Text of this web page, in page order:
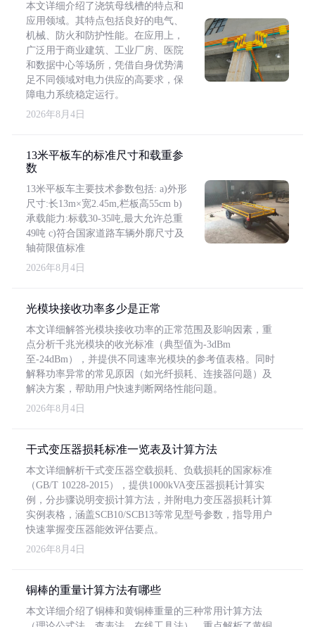
本文详细介绍了浇筑母线槽的特点和
应用领域。其特点包括良好的电气、
机械、防火和防护性能。在应用上，
广泛用于商业建筑、工业厂房、医院
和数据中心等场所，凭借自身优势满
足不同领域对电力供应的高要求，保
障电力系统稳定运行。
2026年8月4日
13米平板车的标准尺寸和载重参
数
13米平板车主要技术参数包括: a)外形
尺寸:长13m×宽2.45m,栏板高55cm b)
承载能力:标载30-35吨,最大允许总重
49吨 c)符合国家道路车辆外廓尺寸及
轴荷限值标准
2026年8月4日
光模块接收功率多少是正常
本文详细解答光模块接收功率的正常范围及影响因素，重
点分析千兆光模块的收光标准（典型值为-3dBm
至-24dBm），并提供不同速率光模块的参考值表格。同时
解释功率异常的常见原因（如光纤损耗、连接器问题）及
解决方案，帮助用户快速判断网络性能问题。
2026年8月4日
干式变压器损耗标准一览表及计算方法
本文详细解析干式变压器空载损耗、负载损耗的国家标准
（GB/T 10228-2015），提供1000kVA变压器损耗计算实
例，分步骤说明变损计算方法，并附电力变压器损耗计算
实例表格，涵盖SCB10/SCB13等常见型号参数，指导用户
快速掌握变压器能效评估要点。
2026年8月4日
铜棒的重量计算方法有哪些
本文详细介绍了铜棒和黄铜棒重量的三种常用计算方法